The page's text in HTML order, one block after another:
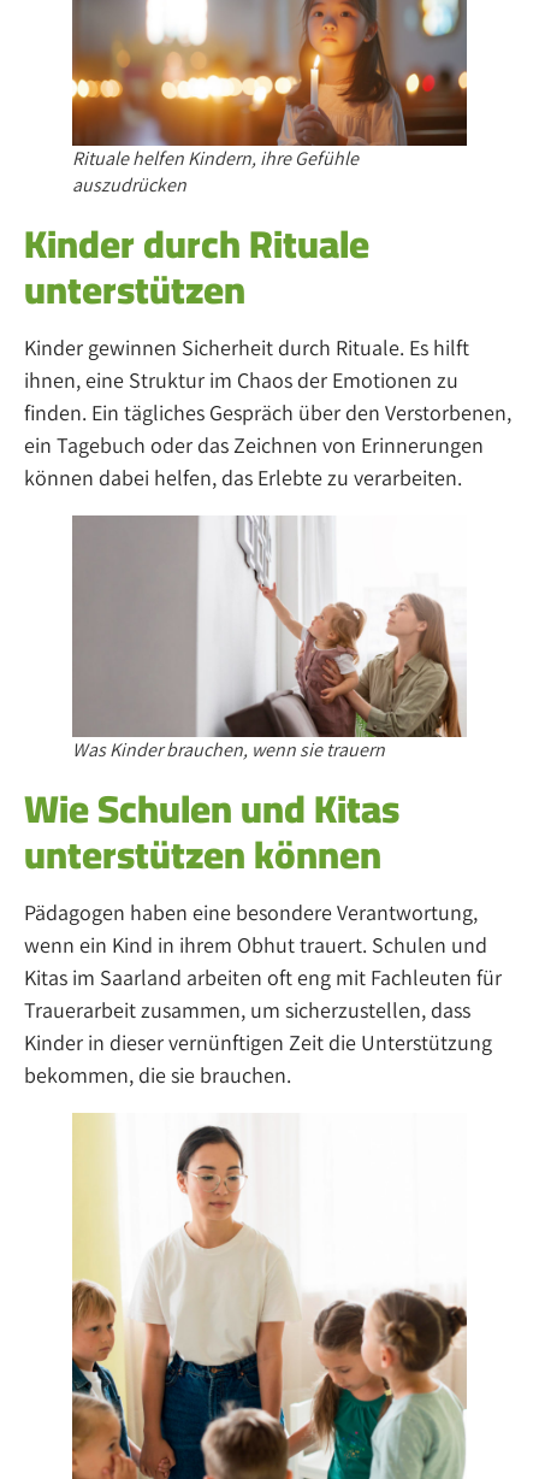
Rituale helfen Kindern, ihre Gefühle
auszudrücken
Kinder durch Rituale
unterstützen
Kinder gewinnen Sicherheit durch Rituale. Es hilft
ihnen, eine Struktur im Chaos der Emotionen zu
finden. Ein tägliches Gespräch über den Verstorbenen,
ein Tagebuch oder das Zeichnen von Erinnerungen
können dabei helfen, das Erlebte zu verarbeiten.
Was Kinder brauchen, wenn sie trauern
Wie Schulen und Kitas
unterstützen können
Pädagogen haben eine besondere Verantwortung,
wenn ein Kind in ihrem Obhut trauert. Schulen und
Kitas im Saarland arbeiten oft eng mit Fachleuten für
Trauerarbeit zusammen, um sicherzustellen, dass
Kinder in dieser vernünftigen Zeit die Unterstützung
bekommen, die sie brauchen.